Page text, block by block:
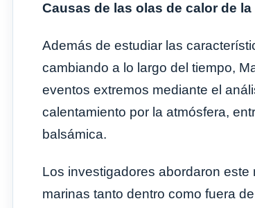
Causas de las olas de calor de la
Además de estudiar las
cambiando a lo largo del tiempo,
eventos extremos mediante el
calentamiento por la atmósfera,
balsámica.
Los investigadores abordaron
marinas tanto dentro como fuera